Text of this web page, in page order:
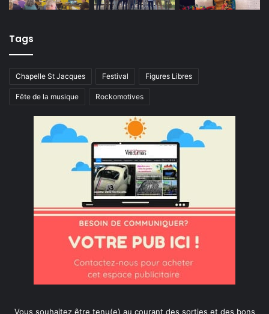
Tags
Chapelle St Jacques Festival Figures Libres
Fête de la musique Rockomotives
Vous souhaitez être tenu(e) au courant des sorties et des bons